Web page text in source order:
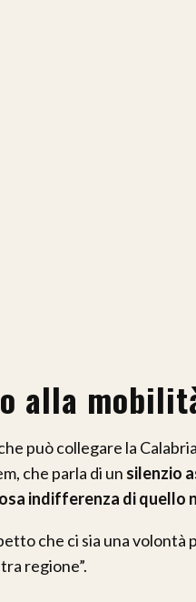
alla
può collegare la
che parla di un silenzio
indifferenza di quello
che ci sia una volontà
regione”.